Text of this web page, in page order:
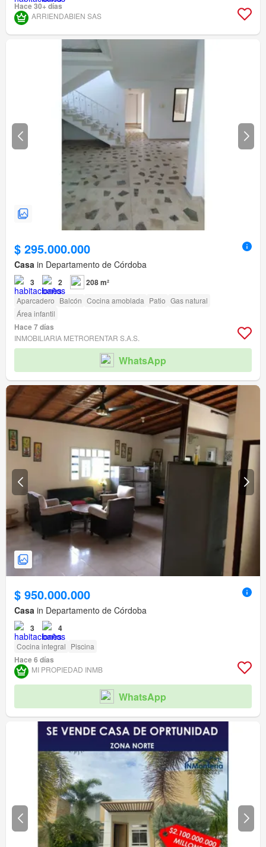
Hace 30+ días
ARRIENDABIEN SAS
$ 295.000.000
Casa in Departamento de Córdoba
3 2 208 m²
Aparcadero Balcón Cocina amoblada Patio Gas natural
Área infantil
Hace 7 días
INMOBILIARIA METRORENTAR S.A.S.
WhatsApp
$ 950.000.000
Casa in Departamento de Córdoba
3 4
Cocina integral Piscina
Hace 6 días
MI PROPIEDAD INMB
WhatsApp